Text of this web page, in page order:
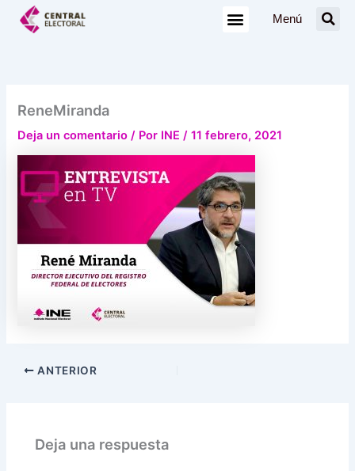
Menú
ReneMiranda
Deja un comentario / Por INE/11 febrero, 2021
ANTERIOR
Deja una respuesta